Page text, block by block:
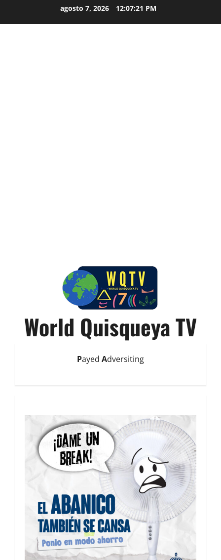
agosto 7, 2026 12:07:22 PM
World Quisqueya TV
Payed Adversiting